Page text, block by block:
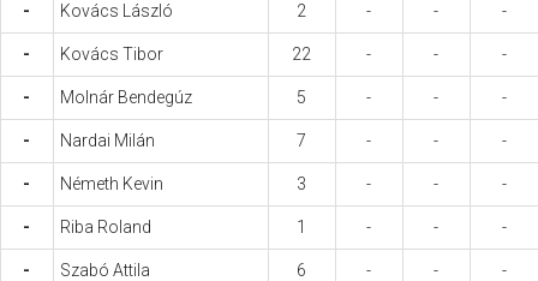
- Kovács László 2 - - -
- Kovács Tibor 22 - - -
- Molnár Bendegúz 5 - - -
- Nardai Milán 7 - - -
- Németh Kevin 3 - - -
- Riba Roland 1 - - -
- Szabó Attila 6 - - -